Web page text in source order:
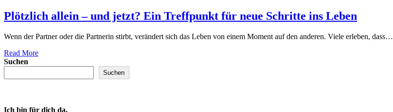
Plötzlich allein – und jetzt? Ein Treffpunkt für neue Schritte ins Leben
Wenn der Partner oder die Partnerin stirbt, verändert sich das Leben von einem Moment auf den anderen. Viele erleben, dass…
Read More
Suchen
Suchen
Ich bin für dich da.